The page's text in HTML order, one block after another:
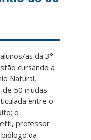
as da 3°
cursando a
Natural,
de 50 mudas
entre o
o
professor
da